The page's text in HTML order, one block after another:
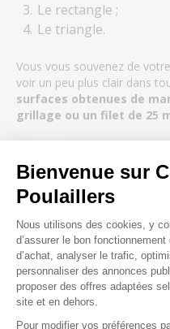
Bienvenue sur
Poulaillers
Plateforme de
Nous utilisons des cookies, y
d’assurer le bon
d’achat, analyser le trafic,
personnaliser des annonces
proposer des offres adaptées
site et en dehors.
Pour modifier vos préférences
Le rectangle ;
Le triangle.
Vous vous souvenez de
voir un peu plus clair dans
surfaces obtenues de
grillage ou un filet de 25
côtés, soit une
Carré : création d’un
Rectangle : création
longueur et 4,5 m de
obtenue de 36 m² ;
Triangle équilatéral :
de côtés, soit une